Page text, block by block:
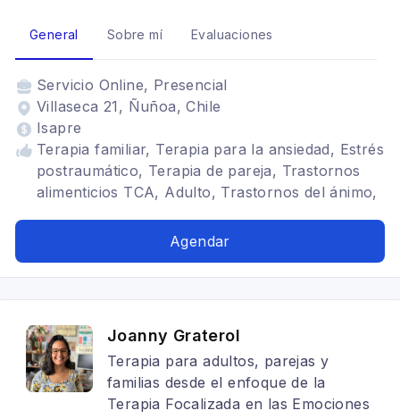
General Sobre mí Evaluaciones
Servicio Online, Presencial
Villaseca 21, Ñuñoa, Chile
Isapre
Terapia familiar, Terapia para la ansiedad, Estrés
postraumático, Terapia de pareja, Trastornos
alimenticios TCA, Adulto, Trastornos del ánimo,
feminismo, Autoestima, DD.HH, Violencia de
Agendar
Joanny Graterol
Terapia para adultos, parejas y
familias desde el enfoque de la
Terapia Focalizada en las Emociones